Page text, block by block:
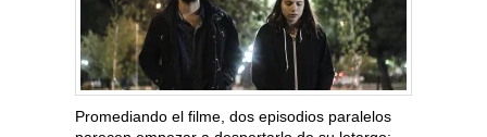
Promediando el filme, dos episodios paralelos